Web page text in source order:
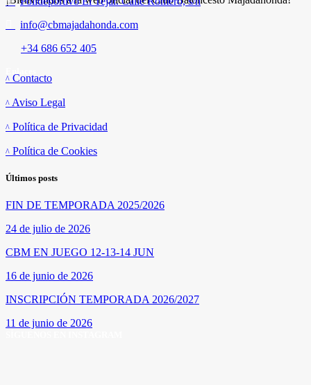
info@cbmajadahonda.com
+34 686 652 405
Contacto
Aviso Legal
Política de Privacidad
Política de Cookies
Últimos posts
FIN DE TEMPORADA 2025/2026
24 de julio de 2026
CBM EN JUEGO 12-13-14 JUN
16 de junio de 2026
INSCRIPCIÓN TEMPORADA 2026/2027
11 de junio de 2026